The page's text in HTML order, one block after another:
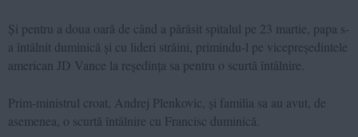
Și pentru a doua oară de când a părăsit spitalul pe 23 martie, papa s-
a întâlnit duminică și cu lideri străini, primindu-l pe vicepreședintele
american JD Vance la reședința sa pentru o scurtă întâlnire.
Prim-ministrul croat, Andrej Plenkovic, și familia sa au avut, de
asemenea, o scurtă întâlnire cu Francisc duminică.